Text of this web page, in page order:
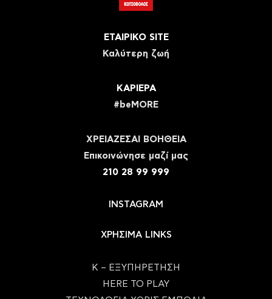
ΕΤΑΙΡΙΚΟ SITE
Καλύτερη ζωή
ΚΑΡΙΕΡΑ
#beMORE
ΧΡΕΙΑΖΕΣΑΙ ΒΟΗΘΕΙΑ
Eπικοινώνησε μαζί μας
210 28 99 999
INSTAGRAM
ΧΡΗΣΙΜΑ LINKS
Κ – ΕΞΥΠΗΡΕΤΗΣΗ
HERE TO PLAY